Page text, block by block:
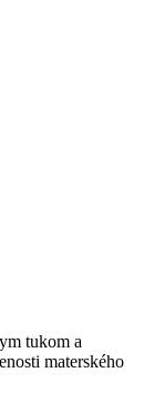
tukom a
materského